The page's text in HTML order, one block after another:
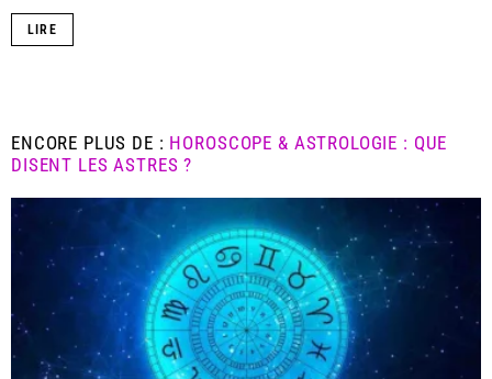
LIRE
ENCORE PLUS DE : HOROSCOPE & ASTROLOGIE : QUE
DISENT LES ASTRES ?